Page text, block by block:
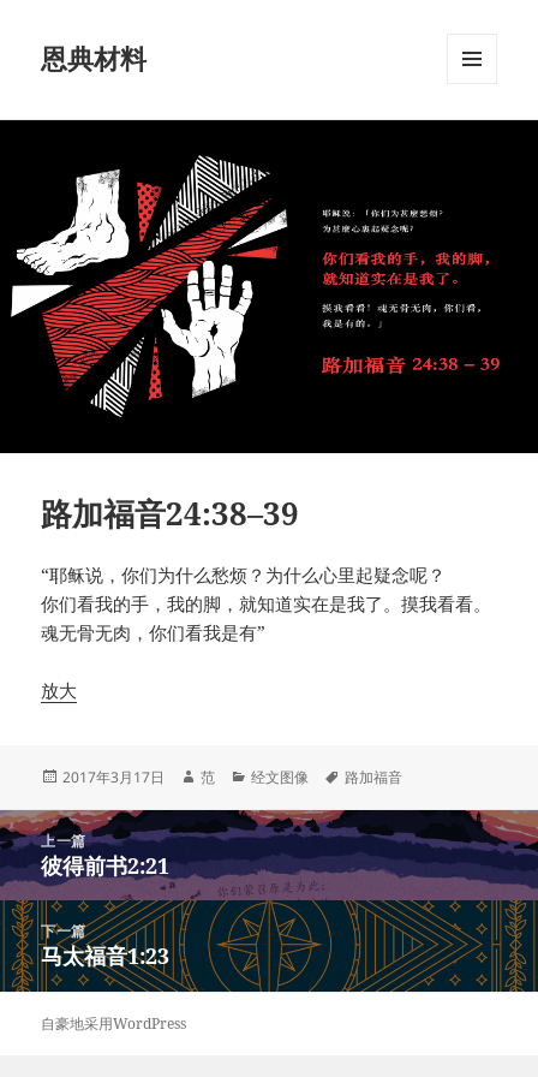
恩典材料
挂件
路加福音24:38–39
“耶稣说，你们为什么愁烦？为什么心里起疑念呢？
你们看我的手，我的脚，就知道实在是我了。摸我看看。
魂无骨无肉，你们看我是有”
放大
发
于
2017年3月17日
作
范
分
经文图像
标
路加福音
文
章
导
航
上一篇
上
篇
文
章：
彼得前书2:21
下一篇
下
篇
文
马太福音1:23
自豪地采用WordPress